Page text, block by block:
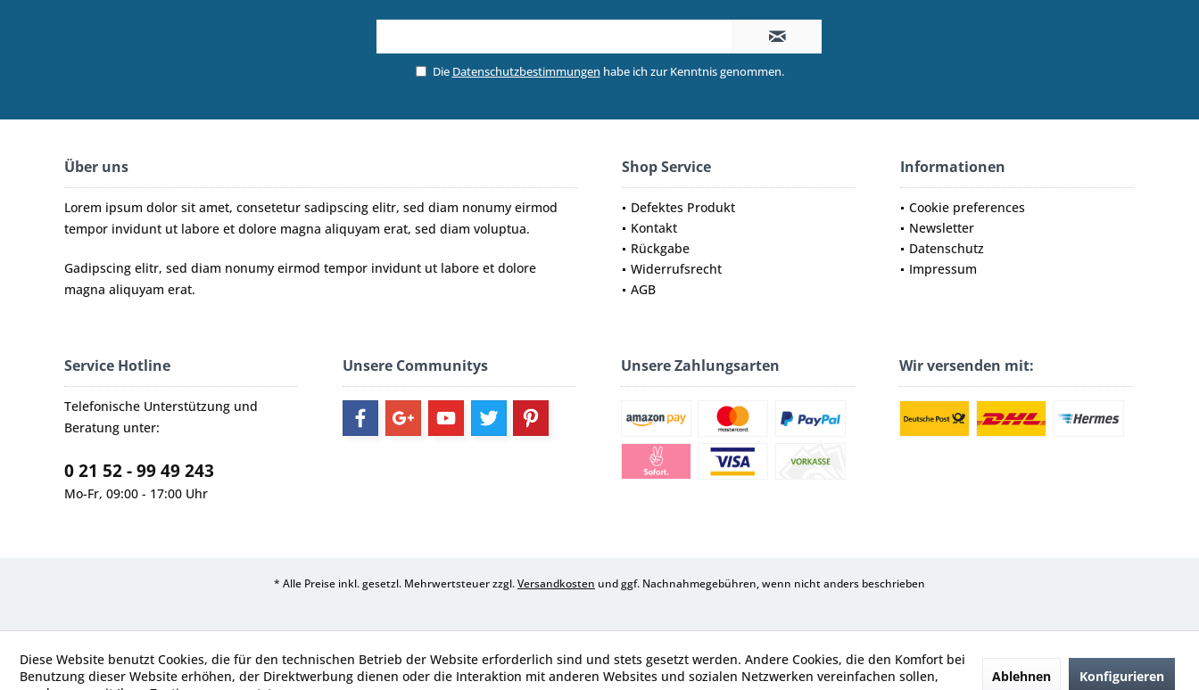
Die Datenschutzbestimmungen habe ich zur Kenntnis genommen.
Über uns
Lorem ipsum dolor sit amet, consetetur sadipscing elitr, sed diam nonumy eirmod
tempor invidunt ut labore et dolore magna aliquyam erat, sed diam voluptua.
Gadipscing elitr, sed diam nonumy eirmod tempor invidunt ut labore et dolore
magna aliquyam erat.
Shop Service
Defektes Produkt
Kontakt
Rückgabe
Widerrufsrecht
AGB
Informationen
Cookie preferences
Newsletter
Datenschutz
Impressum
Service Hotline
Telefonische Unterstützung und
Beratung unter:
0 21 52 - 99 49 243
Mo-Fr, 09:00 - 17:00 Uhr
Unsere Communitys Unsere Zahlungsarten Wir versenden mit:
* Alle Preise inkl. gesetzl. Mehrwertsteuer zzgl.Versandkosten und ggf. Nachnahmegebühren, wenn nicht anders beschrieben
Diese Website benutzt Cookies, die für den technischen Betrieb der Website erforderlich sind und stets gesetzt werden. Andere Cookies, die den Komfort bei
Benutzung dieser Website erhöhen, der Direktwerbung dienen oder die Interaktion mit anderen Websites und sozialen Netzwerken vereinfachen sollen,
Ablehnen Konfigurieren